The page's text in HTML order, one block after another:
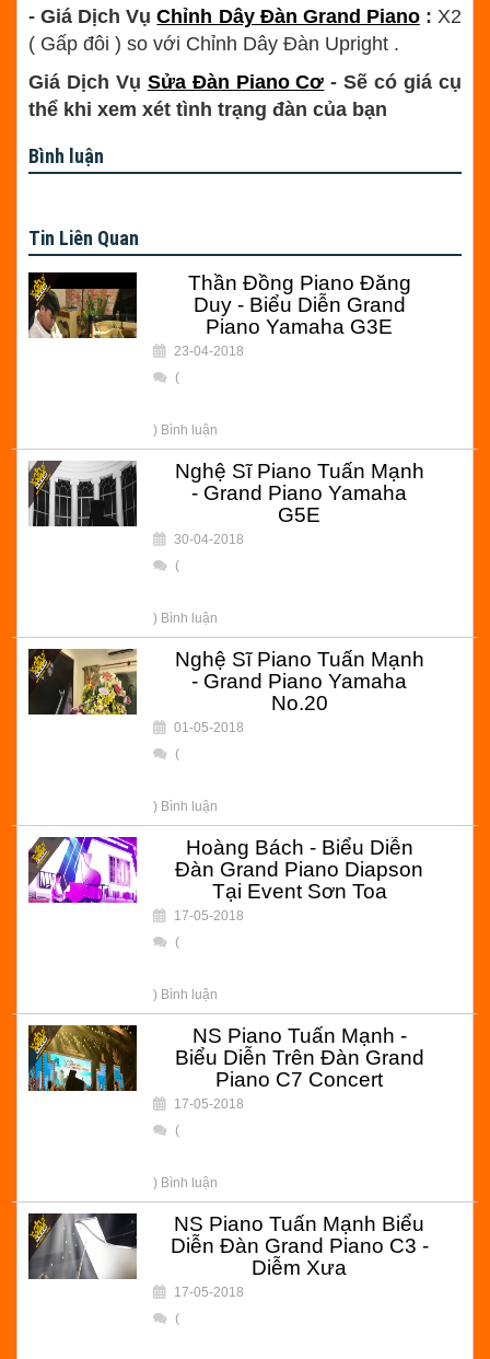
- Giá Dịch VụChỉnh Dây Đàn Grand Piano:X2
( Gấp đôi ) so với Chỉnh Dây Đàn Upright .
Giá Dịch Vụ Sửa Đàn Piano Cơ - Sẽ có giá cụ
thể khi xem xét tình trạng đàn của bạn
Bình luận
Tin Liên Quan
Thần Đồng Piano Đăng
Duy - Biểu Diễn Grand
Piano Yamaha G3E
23-04-2018
(
) Bình luận
Nghệ Sĩ Piano Tuấn Mạnh
- Grand Piano Yamaha
G5E
30-04-2018
(
) Bình luận
Nghệ Sĩ Piano Tuấn Mạnh
- Grand Piano Yamaha
No.20
01-05-2018
(
) Bình luận
Hoàng Bách - Biểu Diễn
Đàn Grand Piano Diapson
Tại Event Sơn Toa
17-05-2018
(
) Bình luận
NS Piano Tuấn Mạnh -
Biểu Diễn Trên Đàn Grand
Piano C7 Concert
17-05-2018
(
) Bình luận
NS Piano Tuấn Mạnh Biểu
Diễn Đàn Grand Piano C3 -
Diễm Xưa
17-05-2018
(